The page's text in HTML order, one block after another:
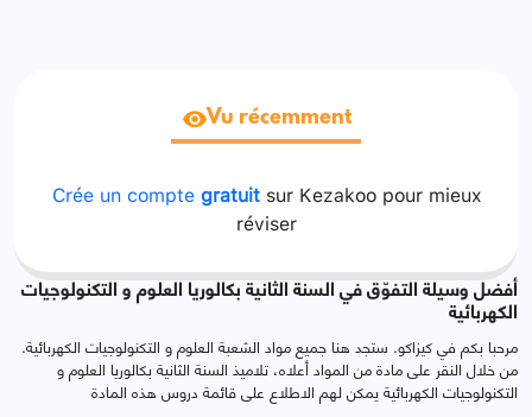
Vu récemment
Crée un comptegratuitsur Kezakoo pour mieux
réviser
أفضل وسيلة التفوّق في السنة الثانية بكالوريا العلوم و التكنولوجيات
الكهربائية
مرحبا بكم في كيزاكو. ستجد هنا جميع مواد الشعبة العلوم و التكنولوجيات الكهربائية.
من خلال النقر على مادة من المواد أعلاه، تلاميذ السنة الثانية بكالوريا العلوم و
التكنولوجيات الكهربائية يمكن لهم الاطلاع على قائمة دروس هذه المادة